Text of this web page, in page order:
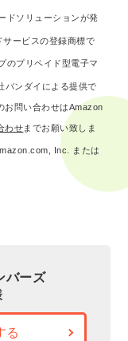
ドソリューションが発
ービスの登録商標で
のプリペイド型電子マ
バンダイによる提供で
お問い合わせはAmazon
わせまでお願い致しま
Inc. または
バーズ
る